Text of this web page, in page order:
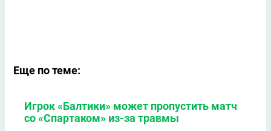
Еще по теме:
Игрок «Балтики» может пропустить матч
со «Спартаком» из-за травмы